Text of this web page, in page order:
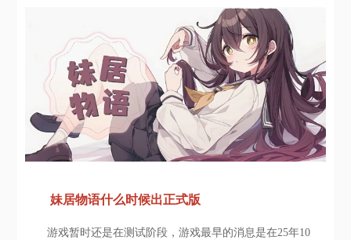
妹居物语什么时候出正式版
游戏暂时还是在测试阶段，游戏最早的消息是在25年10